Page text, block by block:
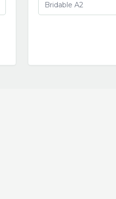
Bridable A2